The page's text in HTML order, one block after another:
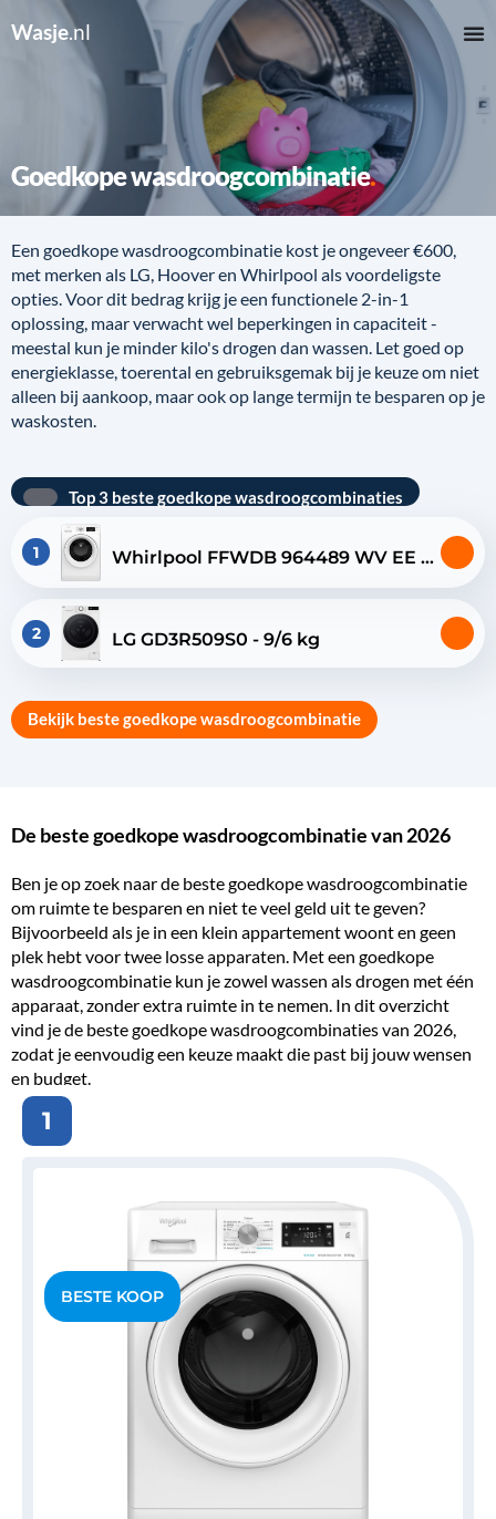
Wasje.nl
Goedkope wasdroogcombinatie
Een goedkope wasdroogcombinatie kost je ongeveer €600,
met merken als LG, Hoover en Whirlpool als voordeligste
opties. Voor dit bedrag krijg je een functionele 2-in-1
oplossing, maar verwacht wel beperkingen in capaciteit -
meestal kun je minder kilo's drogen dan wassen. Let goed op
energieklasse, toerental en gebruiksgemak bij je keuze om niet
alleen bij aankoop, maar ook op lange termijn te besparen op je
waskosten.
Top 3 beste goedkope wasdroogcombinaties
1
Whirlpool FFWDB 964489 WV EE -
2 LG GD3R509S0 - 9/6 kg
Bekijk beste goedkope wasdroogcombinatie
De beste goedkope wasdroogcombinatie van 2026
Ben je op zoek naar de beste goedkope wasdroogcombinatie
om ruimte te besparen en niet te veel geld uit te geven?
Bijvoorbeeld als je in een klein appartement woont en geen
plek hebt voor twee losse apparaten. Met een goedkope
wasdroogcombinatie kun je zowel wassen als drogen met één
apparaat, zonder extra ruimte in te nemen. In dit overzicht
vind je de beste goedkope wasdroogcombinaties van 2026,
zodat je eenvoudig een keuze maakt die past bij jouw wensen
en budget.
1